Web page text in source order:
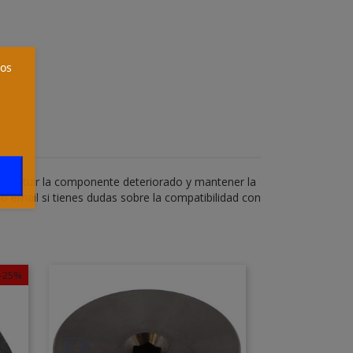
la componente deteriorado y mantener la
email si tienes dudas sobre la compatibilidad con
-25%